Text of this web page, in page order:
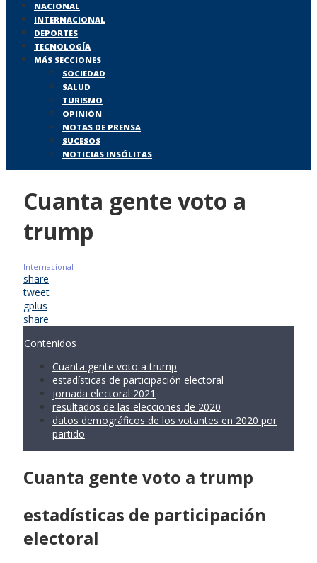
NACIONAL
INTERNACIONAL
DEPORTES
TECNOLOGÍA
MÁS SECCIONES
SOCIEDAD
SALUD
TURISMO
OPINIÓN
NOTAS DE PRENSA
SUCESOS
NOTICIAS INSÓLITAS
Cuanta gente voto a
trump
Internacional
share
tweet
gplus
share
Contenidos
Cuanta gente voto a trump
estadísticas de participación electoral
jornada electoral 2021
resultados de las elecciones de 2020
datos demográficos de los votantes en 2020 por
partido
Cuanta gente voto a trump
estadísticas de participación
electoral